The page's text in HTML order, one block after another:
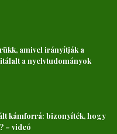
amivel irányítják a
a nyelvtudományok
kámforrá: bizonyíték, hogy
– videó